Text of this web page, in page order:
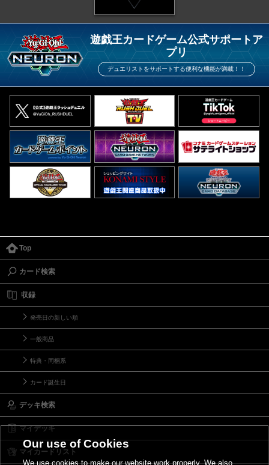
遊戯王カードゲーム公式サポートア
プリ
デュエリストをサポートする便利な機能が満載！！
Top
カード検索
収録
発売日の新しい順
一般商品
特典・同梱系
カード誕生日
デッキ検索
マイデッキ
マイカードリスト
Our use of Cookies
We use cookies to make our website work properly. We also